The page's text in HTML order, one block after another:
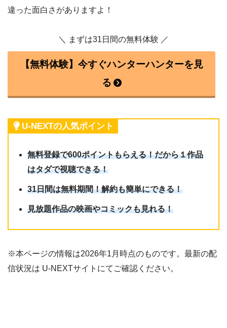
違った面白さがありますよ！
＼ まずは31日間の無料体験 ／
【無料体験】今すぐハンターハンターを見
る
U-NEXTの人気ポイント
無料登録で600ポイントもらえる！だから１作品
はタダで視聴できる！
31日間は無料期間！解約も簡単にできる！
見放題作品の映画やコミックも見れる！
※本ページの情報は2026年1月時点のものです。最新の配
信状況は U-NEXTサイトにてご確認ください。